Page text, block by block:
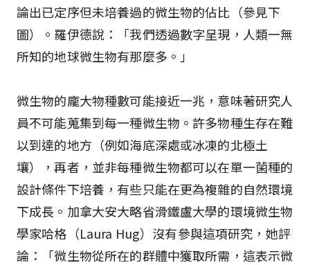
論出已定序但未培養過的微生物的佔比（參見下
圖）。羅伊德說：「我們透過數字呈現，人類一無
所知的地球微生物有那麼多。」
微生物的龐大物種數可能接近一兆，意味著研究人
員不可能蒐集到每一種微生物。許多物種生存在難
以到達的地方（例如海底深處或冰凍的北極土
壤），再者，並非每種微生物都可以在單一菌種的
設計條件下培養，有些只能在更為複雜的自然環境
下成長。加拿大安大略省滑鐵盧大學的環境微生物
學家哈格（Laura Hug）沒有參與這項研究，她評
論：「微生物從所在的群體中獲取所需，這表示微